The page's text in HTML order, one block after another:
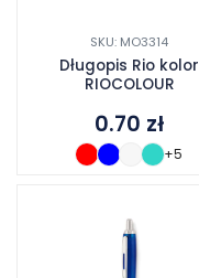
SKU: MO3314
Długopis Rio kolor
RIOCOLOUR
0.70 zł
+5